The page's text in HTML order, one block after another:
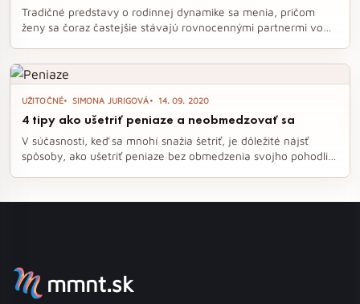
Tradičné predstavy o rodinnej dynamike sa menia, pričom
ženy sa čoraz častejšie stávajú rovnocennými partnermi vo
vzdelávanie sa v tejto oblasti. Je čas prehodnotiť, ako vnímať
úlohy v domácnosti a podporiť ženy v ich snahe o finančnú
nezávislosť a rast.
UŽITOČNÉ SIMONA JURIGOVÁ 14. 09. 2020
4 tipy ako ušetriť peniaze a neobmedzovať sa
V súčasnosti, keď sa mnohí snažia šetriť, je dôležité nájsť
spôsoby, ako ušetriť peniaze bez obmedzenia svojho pohodlia.
k vášmu zdraviu a pohode. Od prechádzok namiesto jazdy
mmnt.sk